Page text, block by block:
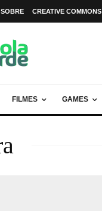
SOBRE CREATIVE COMMONS
FILMES GAMES